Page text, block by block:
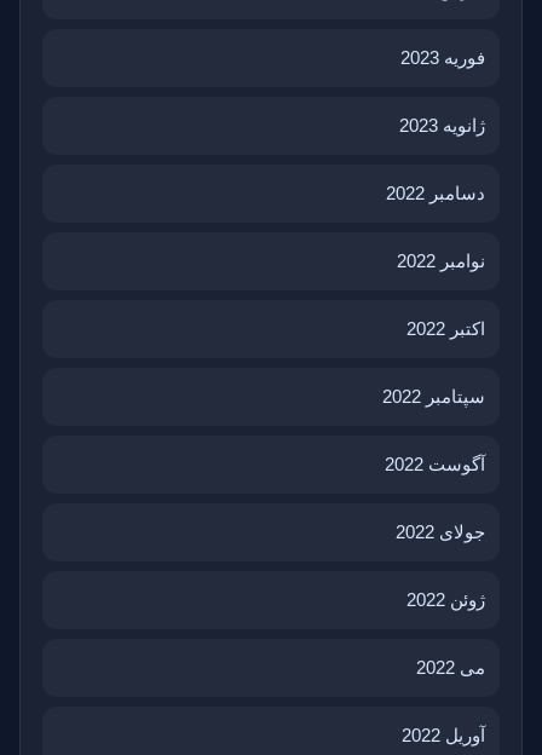
فوریه 2023
ژانویه 2023
دسامبر 2022
نوامبر 2022
اکتبر 2022
سپتامبر 2022
آگوست 2022
جولای 2022
ژوئن 2022
می 2022
آوریل 2022